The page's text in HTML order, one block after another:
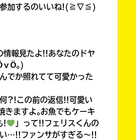
参加するのいいね!(≧∇≦)
情報見たよ!!あなたのドヤ
ｖӦ｡)
でか照れてて可愛かった
?!この前の返信!!可愛い
きますよ｡お魚でもケーキ
!
」って!!フェリスくんの
…!!ファンサがすぎる〜!!